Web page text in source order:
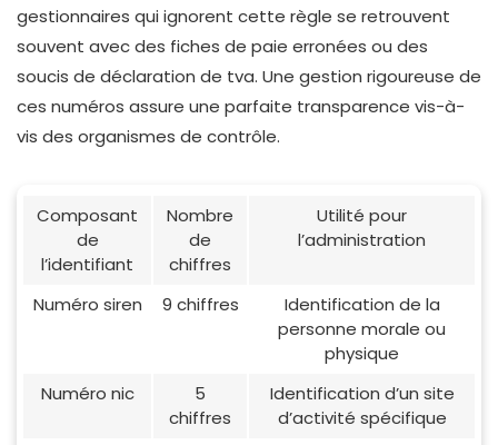
gestionnaires qui ignorent cette règle se retrouvent
souvent avec des fiches de paie erronées ou des
soucis de déclaration de tva. Une gestion rigoureuse de
ces numéros assure une parfaite transparence vis-à-
vis des organismes de contrôle.
Composant
de
l’identifiant
Nombre
de
chiffres
Utilité pour
l’administration
Numéro siren 9 chiffres
Identification de la
personne morale ou
physique
Numéro nic
5
chiffres
Identification d’un site
d’activité spécifique